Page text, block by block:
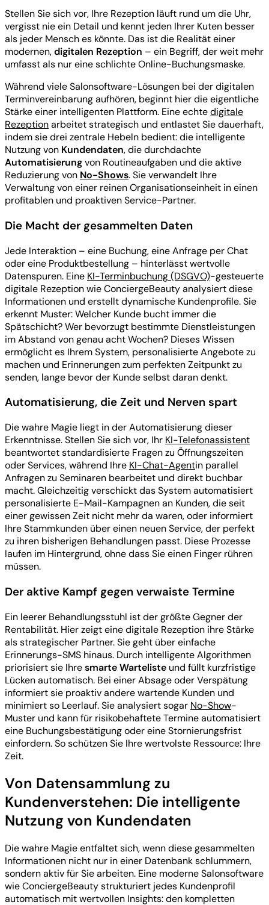
Stellen Sie sich vor, Ihre Rezeption läuft rund um die Uhr,
vergisst nie ein Detail und kennt jeden Ihrer Kuten besser
als jeder Mensch es könnte. Das ist die Realität einer
modernen,digitalen Rezeption – ein Begriff, der weit mehr
umfasst als nur eine schlichte Online-Buchungsmaske.
Während viele Salonsoftware-Lösungen bei der digitalen
Terminvereinbarung aufhören, beginnt hier die eigentliche
Stärke einer intelligenten Plattform. Eine echtedigitale
Rezeptionarbeitet strategisch und entlastet Sie dauerhaft,
indem sie drei zentrale Hebeln bedient: die intelligente
Nutzung von Kundendaten, die durchdachte
Automatisierungvon Routineaufgaben und die aktive
Reduzierung von No-Shows. Sie verwandelt Ihre
Verwaltung von einer reinen Organisationseinheit in einen
profitablen und proaktiven Service-Partner.
Die Macht der gesammelten Daten
Jede Interaktion – eine Buchung, eine Anfrage per Chat
oder eine Produktbestellung – hinterlässt wertvolle
Datenspuren. Eine KI-Terminbuchung (DSGVO)-gesteuerte
digitale Rezeption wie ConciergeBeauty analysiert diese
Informationen und erstellt dynamische Kundenprofile. Sie
erkennt Muster: Welcher Kunde bucht immer die
Spätschicht? Wer bevorzugt bestimmte Dienstleistungen
im Abstand von genau acht Wochen? Dieses Wissen
ermöglicht es Ihrem System, personalisierte Angebote zu
machen und Erinnerungen zum perfekten Zeitpunkt zu
senden, lange bevor der Kunde selbst daran denkt.
Automatisierung, die Zeit und Nerven spart
Die wahre Magie liegt in der Automatisierung dieser
Erkenntnisse. Stellen Sie sich vor, Ihr KI-Telefonassistent
beantwortet standardisierte Fragen zu Öffnungszeiten
oder Services, während Ihre KI-Chat-Agentin parallel
Anfragen zu Seminaren bearbeitet und direkt buchbar
macht. Gleichzeitig verschickt das System automatisiert
personalisierte E-Mail-Kampagnen an Kunden, die seit
einer gewissen Zeit nicht mehr da waren, oder informiert
Ihre Stammkunden über einen neuen Service, der perfekt
zu ihren bisherigen Behandlungen passt. Diese Prozesse
laufen im Hintergrund, ohne dass Sie einen Finger rühren
müssen.
Der aktive Kampf gegen verwaiste Termine
Ein leerer Behandlungsstuhl ist der größte Gegner der
Rentabilität. Hier zeigt eine digitale Rezeption ihre Stärke
als strategischer Partner. Sie geht über einfache
Erinnerungs-SMS hinaus. Durch intelligente Algorithmen
priorisiert sie Ihresmarte Warteliste und füllt kurzfristige
Lücken automatisch. Bei einer Absage oder Verspätung
informiert sie proaktiv andere wartende Kunden und
minimiert so Leerlauf. Sie analysiert sogar No-Show-
Muster und kann für risikobehaftete Termine automatisiert
eine Buchungsbestätigung oder eine Stornierungsfrist
einfordern. So schützen Sie Ihre wertvolste Ressource: Ihre
Zeit.
Von Datensammlung zu
Kundenverstehen: Die intelligente
Nutzung von Kundendaten
Die wahre Magie entfaltet sich, wenn diese gesammelten
Informationen nicht nur in einer Datenbank schlummern,
sondern aktiv für Sie arbeiten. Eine moderne Salonsoftware
wie ConciergeBeauty strukturiert jedes Kundenprofil
automatisch mit wertvollen Insights: den kompletten